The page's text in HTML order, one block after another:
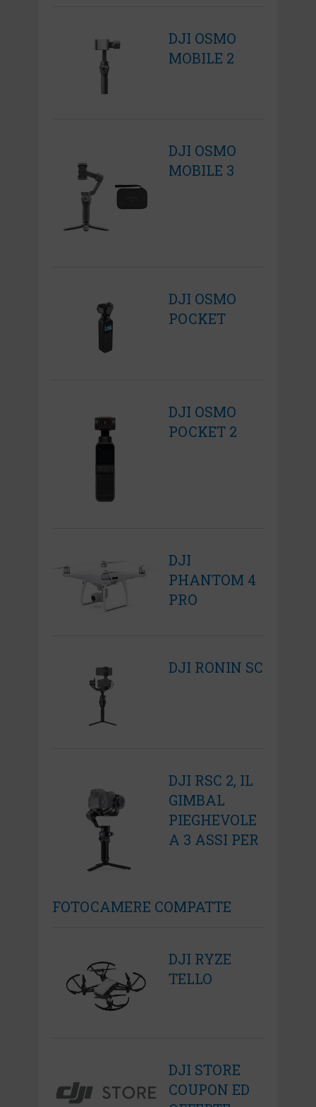
DJI OSMO
MOBILE 2
DJI OSMO
MOBILE 3
DJI OSMO
POCKET
DJI OSMO
POCKET 2
DJI
PHANTOM 4
PRO
DJI RONIN SC
DJI RSC 2, IL
GIMBAL
PIEGHEVOLE
A 3 ASSI PER
FOTOCAMERE COMPATTE
DJI RYZE
TELLO
DJI STORE
COUPON ED